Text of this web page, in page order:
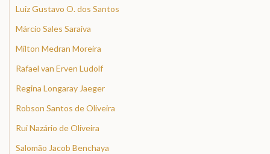
Luiz Gustavo O. dos Santos
Márcio Sales Saraiva
Milton Medran Moreira
Rafael van Erven Ludolf
Regina Longaray Jaeger
Robson Santos de Oliveira
Rui Nazário de Oliveira
Salomão Jacob Benchaya